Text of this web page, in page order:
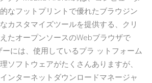
なフットプリントで優れたブラウジン
カスタマイズツールを提供する、クリ
たオープンソースのWebブラウザで
には、使用しているプラ ットフォーム
ソフトウェアがたくさんありますが、
ンターネットダウンロードマネージャ